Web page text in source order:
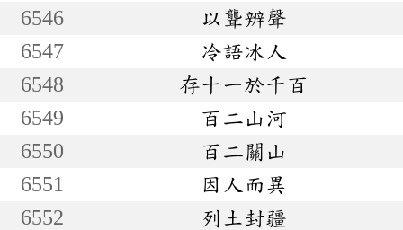
6546
以聾辨聲
6547
冷語冰人
6548
存十一於千百
6549
百二山河
6550
百二關山
6551
因人而異
6552
列土封疆